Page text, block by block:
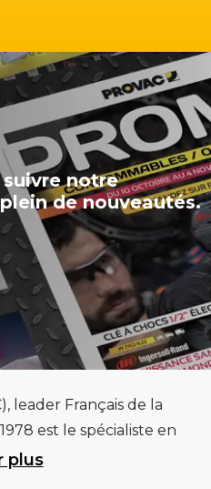
notre
de nouveautés.
leader Français de la
est le spécialiste en
garages et centres
plus